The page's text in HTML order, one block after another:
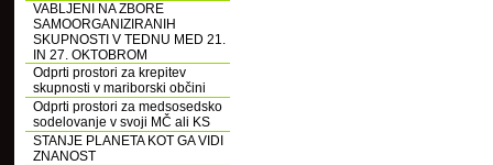
VABLJENI NA ZBORE
SAMOORGANIZIRANIH
SKUPNOSTI V TEDNU MED 21.
IN 27. OKTOBROM
Odprti prostori za krepitev
skupnosti v mariborski občini
Odprti prostori za medsosedsko
sodelovanje v svoji MČ ali KS
STANJE PLANETA KOT GA VIDI
ZNANOST